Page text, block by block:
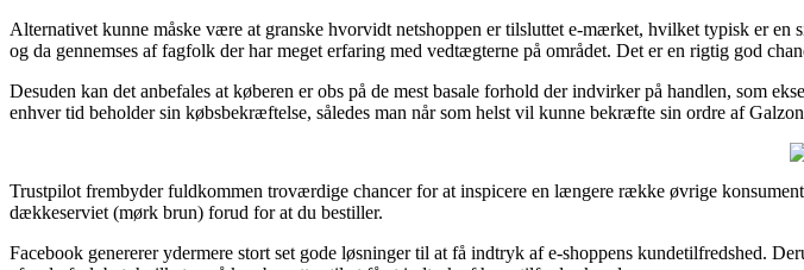
Alternativet kunne måske være at granske hvorvidt netshoppen er tilsluttet e-mærket, hvilket typisk er
og da gennemses af fagfolk der har meget erfaring med vedtægterne på området. Det er en rigtig god
Desuden kan det anbefales at køberen er obs på de mest basale forhold der indvirker på handlen, som
enhver tid beholder sin købsbekræftelse, således man når som helst vil kunne bekræfte sin ordre af
Trustpilot frembyder fuldkommen troværdige chancer for at inspicere en længere række øvrige
dækkeserviet (mørk brun) forud for at du bestiller.
Facebook genererer ydermere stort set gode løsninger til at få indtryk af e-shoppens kundetilfredshed.